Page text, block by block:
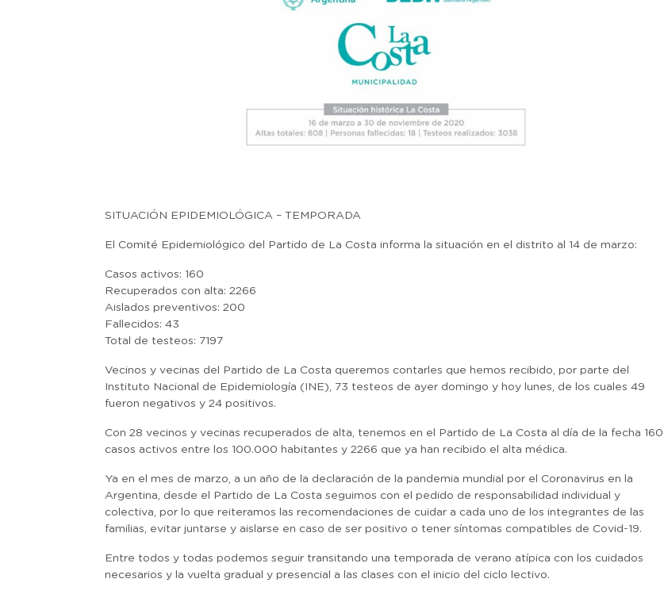
SITUACIÓN EPIDEMIOLÓGICA – TEMPORADA
El Comité Epidemiológico del Partido de La Costa informa la situación en el distrito al 14 de marzo:
Casos activos: 160
Recuperados con alta: 2266
Aislados preventivos: 200
Fallecidos: 43
Total de testeos: 7197
Vecinos y vecinas del Partido de La Costa queremos contarles que hemos recibido, por parte del
Instituto Nacional de Epidemiología (INE), 73 testeos de ayer domingo y hoy lunes, de los cuales 49
fueron negativos y 24 positivos.
Con 28 vecinos y vecinas recuperados de alta, tenemos en el Partido de La Costa al día de la fecha 160
casos activos entre los 100.000 habitantes y 2266 que ya han recibido el alta médica.
Ya en el mes de marzo, a un año de la declaración de la pandemia mundial por el Coronavirus en la
Argentina, desde el Partido de La Costa seguimos con el pedido de responsabilidad individual y
colectiva, por lo que reiteramos las recomendaciones de cuidar a cada uno de los integrantes de las
familias, evitar juntarse y aislarse en caso de ser positivo o tener síntomas compatibles de Covid-19.
Entre todos y todas podemos seguir transitando una temporada de verano atípica con los cuidados
necesarios y la vuelta gradual y presencial a las clases con el inicio del ciclo lectivo.